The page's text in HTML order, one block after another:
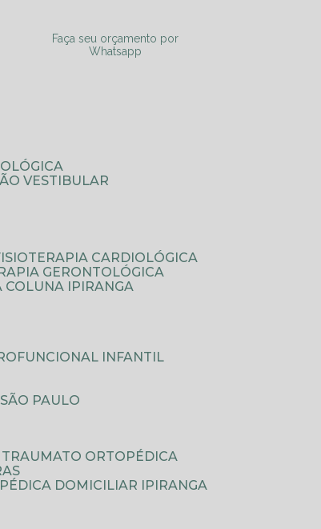
Faça seu orçamento por
Whatsapp
VESTIBULAR
FISIOTERAPIA CARDIOLÓGICA
GERONTOLÓGICA
COLUNA IPIRANGA
INFANTIL
PAULO
TRAUMATO ORTOPÉDICA
DOMICILIAR IPIRANGA